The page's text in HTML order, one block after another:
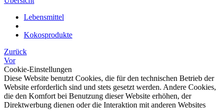
Lebensmittel
Kokosprodukte
Zurück
Vor
Cookie-Einstellungen
Diese Website benutzt Cookies, die für den technischen Betrieb der
Website erforderlich sind und stets gesetzt werden. Andere Cookies,
die den Komfort bei Benutzung dieser Website erhöhen, der
Direktwerbung dienen oder die Interaktion mit anderen Websites